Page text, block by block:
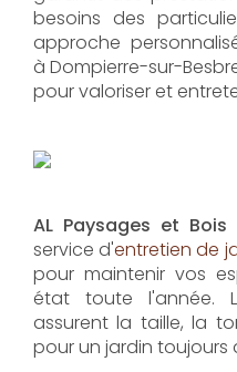
besoins des
approche
à Dompierre-sur-
pour valoriser et